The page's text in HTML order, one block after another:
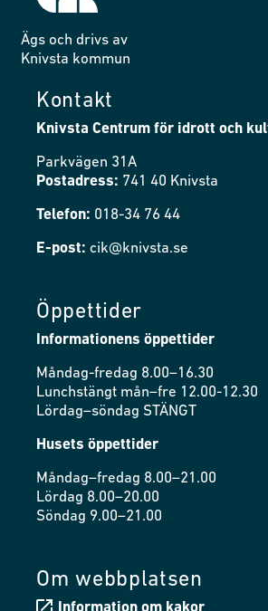
Ägs och drivs av
Knivsta kommun
Kontakt
Knivsta Centrum för idrott och
Parkvägen 31A
Postadress: 741 40 Knivsta
Telefon: 018-34 76 44
E-post: cik@knivsta.se
Öppettider
Informationens öppettider
Måndag-fredag 8.00–16.30
Lunchstängt mån–fre 12.00-12.30
Lördag–söndag STÄNGT
Husets öppettider
Måndag–fredag 8.00–21.00
Lördag 8.00–20.00
Söndag 9.00–21.00
Om webbplatsen
Information om kakor